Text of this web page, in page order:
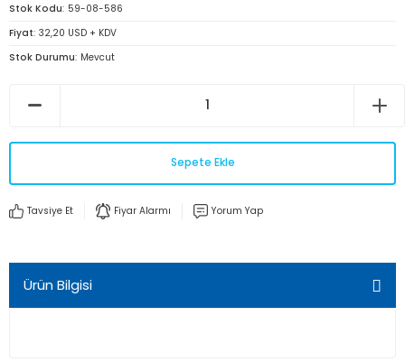
Stok Kodu 59-08-586
Fiyat 32,20 USD + KDV
Stok Durumu Mevcut
Sepete Ekle
Tavsiye Et Fiyar Alarmı Yorum Yap
Ürün Bilgisi